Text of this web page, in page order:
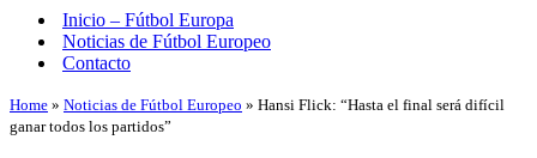
navegaciónInicio – Fútbol Europa
Noticias de Fútbol Europeo
Contacto
Home » Noticias de Fútbol Europeo » Hansi Flick: “Hasta el final será difícil
ganar todos los partidos”